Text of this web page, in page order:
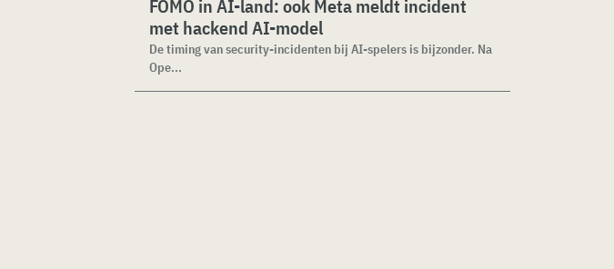
FOMO in AI-land: ook Meta meldt incident
met hackend AI-model
De timing van security-incidenten bij AI-spelers is bijzonder. Na
Ope...